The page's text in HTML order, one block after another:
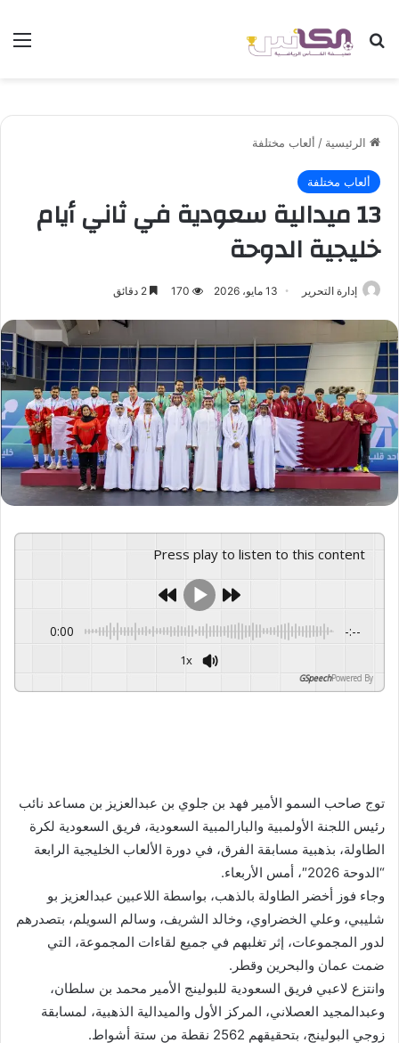
بحث عن
الرئيسية / ألعاب مختلفة
ألعاب مختلفة
13 ميدالية سعودية في ثاني أيام
خليجية الدوحة
إدارة التحرير 13 مايو، 2026 170
Press play to listen to this content
0:00 -:--
1x
Powered By
GSpeech
توج صاحب السمو الأمير فهد بن جلوي بن عبدالعزيز بن مساعد نائب
رئيس اللجنة الأولمبية والبارالمبية السعودية، فريق السعودية لكرة
الطاولة، بذهبية مسابقة الفرق، في دورة الألعاب الخليجية الرابعة
“الدوحة 2026″، أمس الأربعاء.
وجاء فوز أخضر الطاولة بالذهب، بواسطة اللاعبين عبدالعزيز بو
شليبي، وعلي الخضراوي، وخالد الشريف، وسالم السويلم، بتصدرهم
لدور المجموعات، إثر تغلبهم في جميع لقاءات المجموعة، التي
ضمت عمان والبحرين وقطر.
وانتزع لاعبي فريق السعودية للبولينج الأمير محمد بن سلطان،
وعبدالمجيد العصلاني، المركز الأول والميدالية الذهبية، لمسابقة
زوجي البولينج، بتحقيقهم 2562 نقطة من ستة أشواط.